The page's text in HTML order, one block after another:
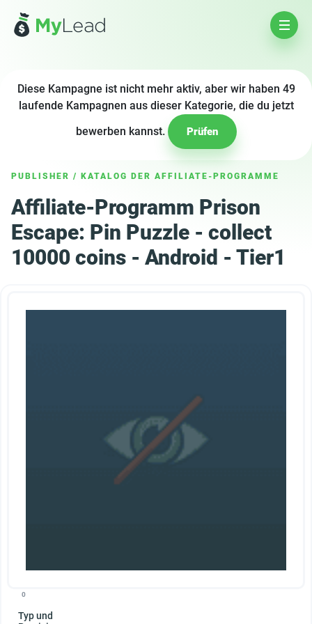
Diese Kampagne ist nicht mehr aktiv, aber wir haben 49
laufende Kampagnen aus dieser Kategorie, die du jetzt
bewerben kannst.
Prüfen
PUBLISHER / KATALOG DER AFFILIATE-PROGRAMME
Affiliate-Programm Prison
Escape: Pin Puzzle - collect
10000 coins - Android - Tier1
0
Typ und